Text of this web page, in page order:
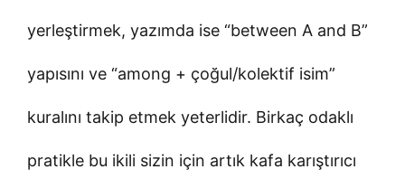
yerleştirmek, yazımda ise “between A and B”
yapısını ve “among + çoğul/kolektif isim”
kuralını takip etmek yeterlidir. Birkaç odaklı
pratikle bu ikili sizin için artık kafa karıştırıcı